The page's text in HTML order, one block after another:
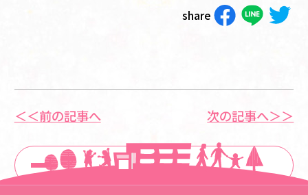
share
＜＜前の記事へ
一覧に戻る
次の記事へ＞＞